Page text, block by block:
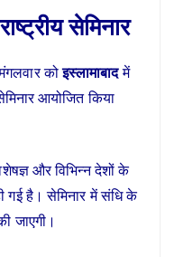
सेमिनार
मंगलवार कोइस्लामाबादमें
आयोजित किया
और विभिन्न देशों के
गई है। सेमिनार में संधि के
जाएगी।